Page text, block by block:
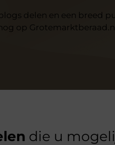
delen en een breed
op
die u